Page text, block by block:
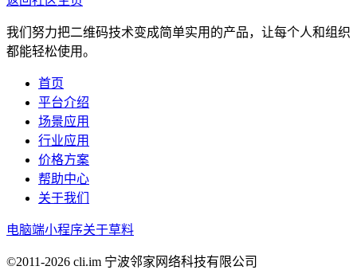
我们努力把二维码技术变成简单实用的产品，让每个人和组织
都能轻松使用。
首页
平台介绍
场景应用
行业应用
价格方案
帮助中心
关于我们
电脑端小程序关于草料
©2011-2026 cli.im 宁波邻家网络科技有限公司